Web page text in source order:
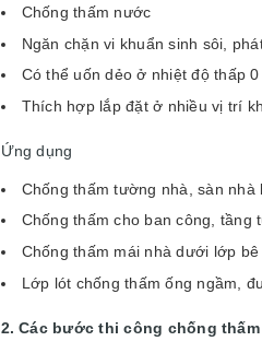
Chống thấm nước
Ngăn chặn vi khuẩn sinh sôi,
Có thể uốn dẻo ở nhiệt độ thấp
Thích hợp lắp đặt ở nhiều vị trí
Ứng dụng
Chống thấm tường nhà, sàn nhà
Chống thấm cho ban công, tầng
Chống thấm mái nhà dưới lớp
Lớp lót chống thấm ống ngầm,
2. Các bước thi công chống